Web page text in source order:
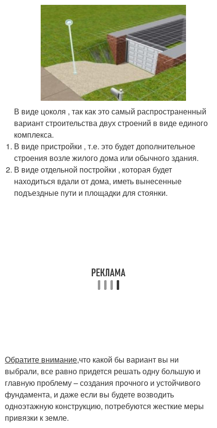
В виде цоколя , так как это самый распространенный
вариант строительства двух строений в виде единого
комплекса.
В виде пристройки , т.е. это будет дополнительное
строения возле жилого дома или обычного здания.
В виде отдельной постройки , которая будет
находиться вдали от дома, иметь вынесенные
подъездные пути и площадки для стоянки.
Обратите внимание,что какой бы вариант вы ни
выбрали, все равно придется решать одну большую и
главную проблему – создания прочного и устойчивого
фундамента, и даже если вы будете возводить
одноэтажную конструкцию, потребуются жесткие меры
привязки к земле.